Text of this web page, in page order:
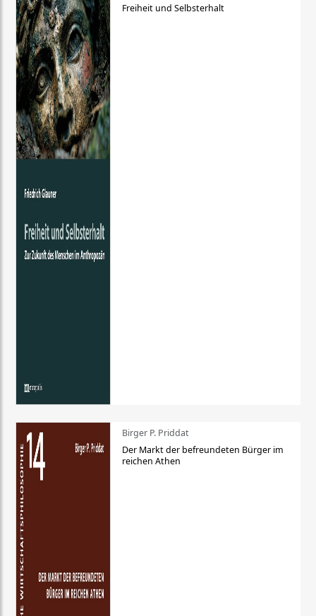
Freiheit und Selbsterhalt
Birger P. Priddat
Der Markt der befreundeten Bürger im
reichen Athen